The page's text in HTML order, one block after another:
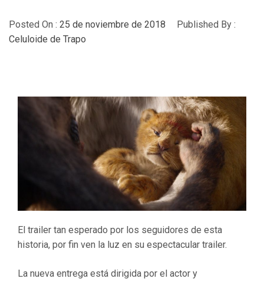
Posted On : 25 de noviembre de 2018
Published By :
Celuloide de Trapo
El trailer tan esperado por los seguidores de esta
historia, por fin ven la luz en su espectacular trailer.
La nueva entrega está dirigida por el actor y